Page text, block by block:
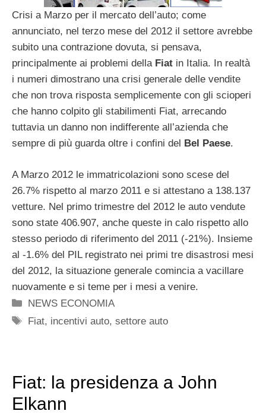
Crisi a Marzo per il mercato dell’auto; come
annunciato, nel terzo mese del 2012 il settore avrebbe
subito una contrazione dovuta, si pensava,
principalmente ai problemi della Fiat in Italia. In realtà
i numeri dimostrano una crisi generale delle vendite
che non trova risposta semplicemente con gli scioperi
che hanno colpito gli stabilimenti Fiat, arrecando
tuttavia un danno non indifferente all’azienda che
sempre di più guarda oltre i confini del Bel Paese.
A Marzo 2012 le immatricolazioni sono scese del
26.7% rispetto al marzo 2011 e si attestano a 138.137
vetture. Nel primo trimestre del 2012 le auto vendute
sono state 406.907, anche queste in calo rispetto allo
stesso periodo di riferimento del 2011 (-21%). Insieme
al -1.6% del PIL registrato nei primi tre disastrosi mesi
del 2012, la situazione generale comincia a vacillare
nuovamente e si teme per i mesi a venire.
Categorie
NEWS ECONOMIA
Tag
Fiat, incentivi auto,settore auto
Fiat: la presidenza a John
Elkann